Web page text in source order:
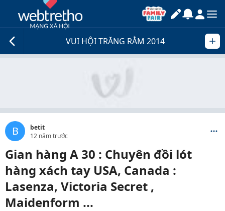
VUI HỘI TRĂNG RẰM 2014
B
betit
12 năm trước
Gian hàng A 30 : Chuyên đồi lót
hàng xách tay USA, Canada :
Lasenza, Victoria Secret ,
Maidenform ...